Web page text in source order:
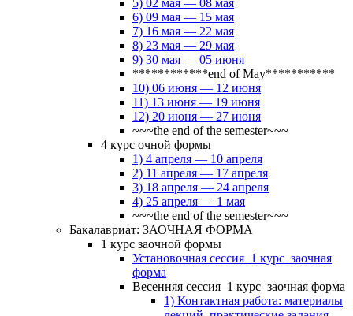
5) 02 мая — 08 мая
6) 09 мая — 15 мая
7) 16 мая — 22 мая
8) 23 мая — 29 мая
9) 30 мая — 05 июня
************end of May***********
10) 06 июня — 12 июня
11) 13 июня — 19 июня
12) 20 июня — 27 июня
~~~the end of the semester~~~
4 курс очной формы
1) 4 апреля — 10 апреля
2) 11 апреля — 17 апреля
3) 18 апреля — 24 апреля
4) 25 апреля — 1 мая
~~~the end of the semester~~~
Бакалавриат: ЗАОЧНАЯ ФОРМА
1 курс заочной формы
Установочная сессия_1 курс_заочная
форма
Весенняя сессия_1 курс_заочная форма
1) Контактная работа: материалы